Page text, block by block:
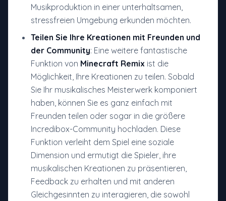
Musikproduktion in einer unterhaltsamen,
stressfreien Umgebung erkunden möchten.
Teilen Sie Ihre Kreationen mit Freunden und
der Community: Eine weitere fantastische
Funktion von Minecraft Remix ist die
Möglichkeit, Ihre Kreationen zu teilen. Sobald
Sie Ihr musikalisches Meisterwerk komponiert
haben, können Sie es ganz einfach mit
Freunden teilen oder sogar in die größere
Incredibox-Community hochladen. Diese
Funktion verleiht dem Spiel eine soziale
Dimension und ermutigt die Spieler, ihre
musikalischen Kreationen zu präsentieren,
Feedback zu erhalten und mit anderen
Gleichgesinnten zu interagieren, die sowohl